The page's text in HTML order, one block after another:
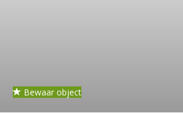
Bewaar object